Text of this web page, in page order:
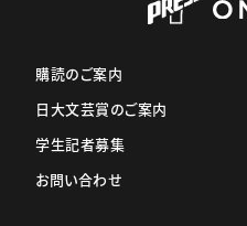
購読のご案内
日大文芸賞のご案内
学生記者募集
お問い合わせ